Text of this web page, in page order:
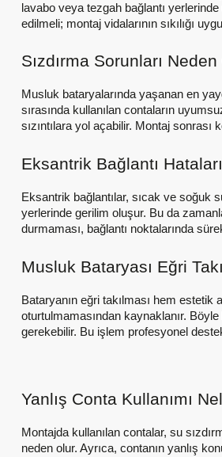
lavabo veya tezgah bağlantı
edilmeli; montaj vidalarının sıkılığı
Sızdırma Sorunları
Musluk bataryalarında yaşanan en
sırasında kullanılan contaların
sızıntılara yol açabilir. Montaj
Eksantrik Bağlantı
Eksantrik bağlantılar, sıcak ve soğuk
yerlerinde gerilim oluşur. Bu da
durmaması, bağlantı noktalarında
Musluk Bataryası Eğri
Bataryanın eğri takılması hem estetik
oturtulmamasından kaynaklanır.
gerekebilir. Bu işlem profesyonel
Yanlış Conta Kullanımı
Montajda kullanılan contalar, su
neden olur. Ayrıca, contanın yanlış